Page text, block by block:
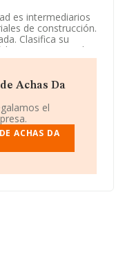
es intermediarios
de construcción.
Clasifica su
4683. No realiza
con respecto
de INFORMA, ha
debajo de la media
3 B, (15313),
Achas Da
el
ACHAS DA